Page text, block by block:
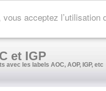
acceptez
et IGP
avec les labels AOC, AOP, IGP, etc